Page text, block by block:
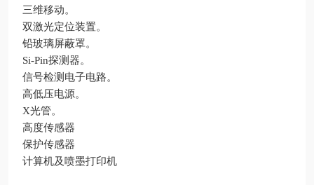
三维移动。
双激光定位装置。
铅玻璃屏蔽罩。
Si-Pin探测器。
信号检测电子电路。
高低压电源。
X光管。
高度传感器
保护传感器
计算机及喷墨打印机